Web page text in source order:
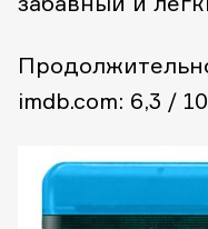
imdb.com: 6,3 / 10